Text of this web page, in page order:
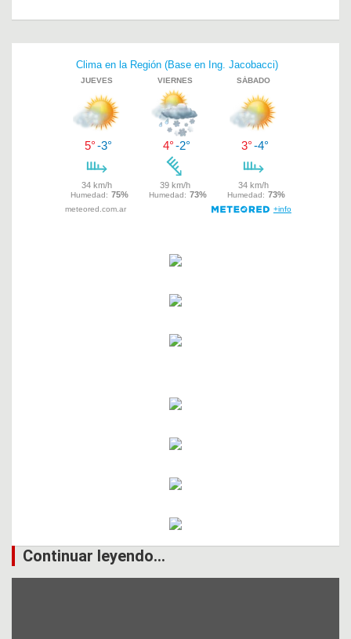
p
entradas
Continuar leyendo...